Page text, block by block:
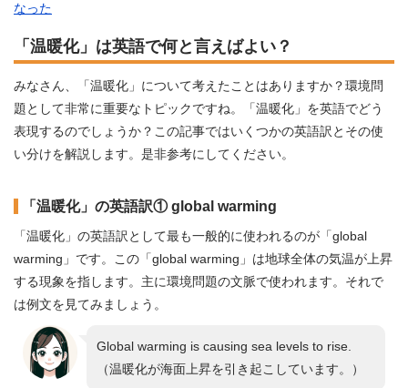
なった
「温暖化」は英語で何と言えばよい？
みなさん、「温暖化」について考えたことはありますか？環境問
題として非常に重要なトピックですね。「温暖化」を英語でどう
表現するのでしょうか？この記事ではいくつかの英語訳とその使
い分けを解説します。是非参考にしてください。
「温暖化」の英語訳① global warming
「温暖化」の英語訳として最も一般的に使われるのが「global
warming」です。この「global warming」は地球全体の気温が上昇
する現象を指します。主に環境問題の文脈で使われます。それで
は例文を見てみましょう。
Global warming is causing sea levels to rise.
（温暖化が海面上昇を引き起こしています。）